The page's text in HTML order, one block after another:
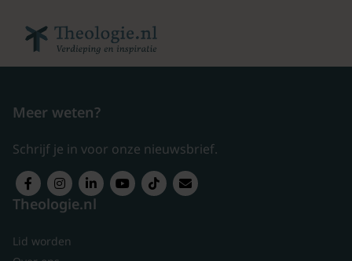
Meer weten?
Schrijf je in voor onze nieuwsbrief.
Theologie.nl
Lid worden